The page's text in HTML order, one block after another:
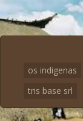
os indigenas
tris base srl